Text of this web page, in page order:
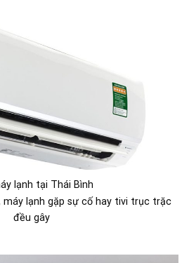
lạnh tại Thái Bình
máy lạnh gặp sự cố hay tivi trục trặc
đều gây